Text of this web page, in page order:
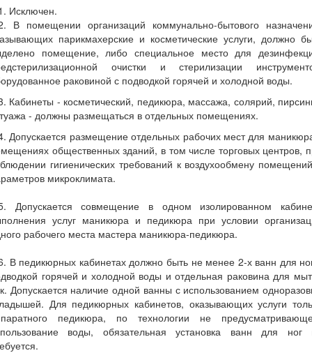
Исключен.
В помещении организаций коммунально-бытового
парикмахерские и косметические услуги, должно
помещение, либо специальное место для
очистки и стерилизации
раковиной с подводкой горячей и холодной воды.
Кабинеты - косметический, педикюра, массажа, солярий,
- должны размещаться в отдельных помещениях.
Допускается размещение отдельных рабочих мест для
общественных зданий, в том числе торговых центров,
гигиенических требований к воздухообмену
микроклимата.
Допускается совмещение в одном изолированном
услуг маникюра и педикюра при условии
рабочего места мастера маникюра-педикюра.
В педикюрных кабинетах должно быть не менее 2-х ванн для
горячей и холодной воды и отдельная раковина для
Допускается наличие одной ванны с использованием
Для педикюрных кабинетов, оказывающих услуги
педикюра, по технологии не
воды, обязательная установка ванн для ног